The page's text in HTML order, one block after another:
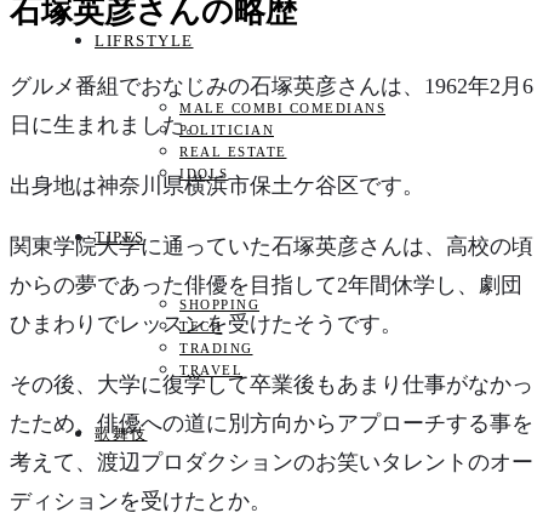
LIFRSTYLE
MALE COMBI COMEDIANS
POLITICIAN
REAL ESTATE
IDOLS
TIPES
SHOPPING
TECH
TRADING
TRAVEL
歌舞伎
石塚英彦さんの略歴
グルメ番組でおなじみの石塚英彦さんは、1962年2月6
日に生まれました。
出身地は神奈川県横浜市保土ケ谷区です。
関東学院大学に通っていた石塚英彦さんは、高校の頃
からの夢であった俳優を目指して2年間休学し、劇団
ひまわりでレッスンを受けたそうです。
その後、大学に復学して卒業後もあまり仕事がなかっ
たため、俳優への道に別方向からアプローチする事を
考えて、渡辺プロダクションのお笑いタレントのオー
ディションを受けたとか。